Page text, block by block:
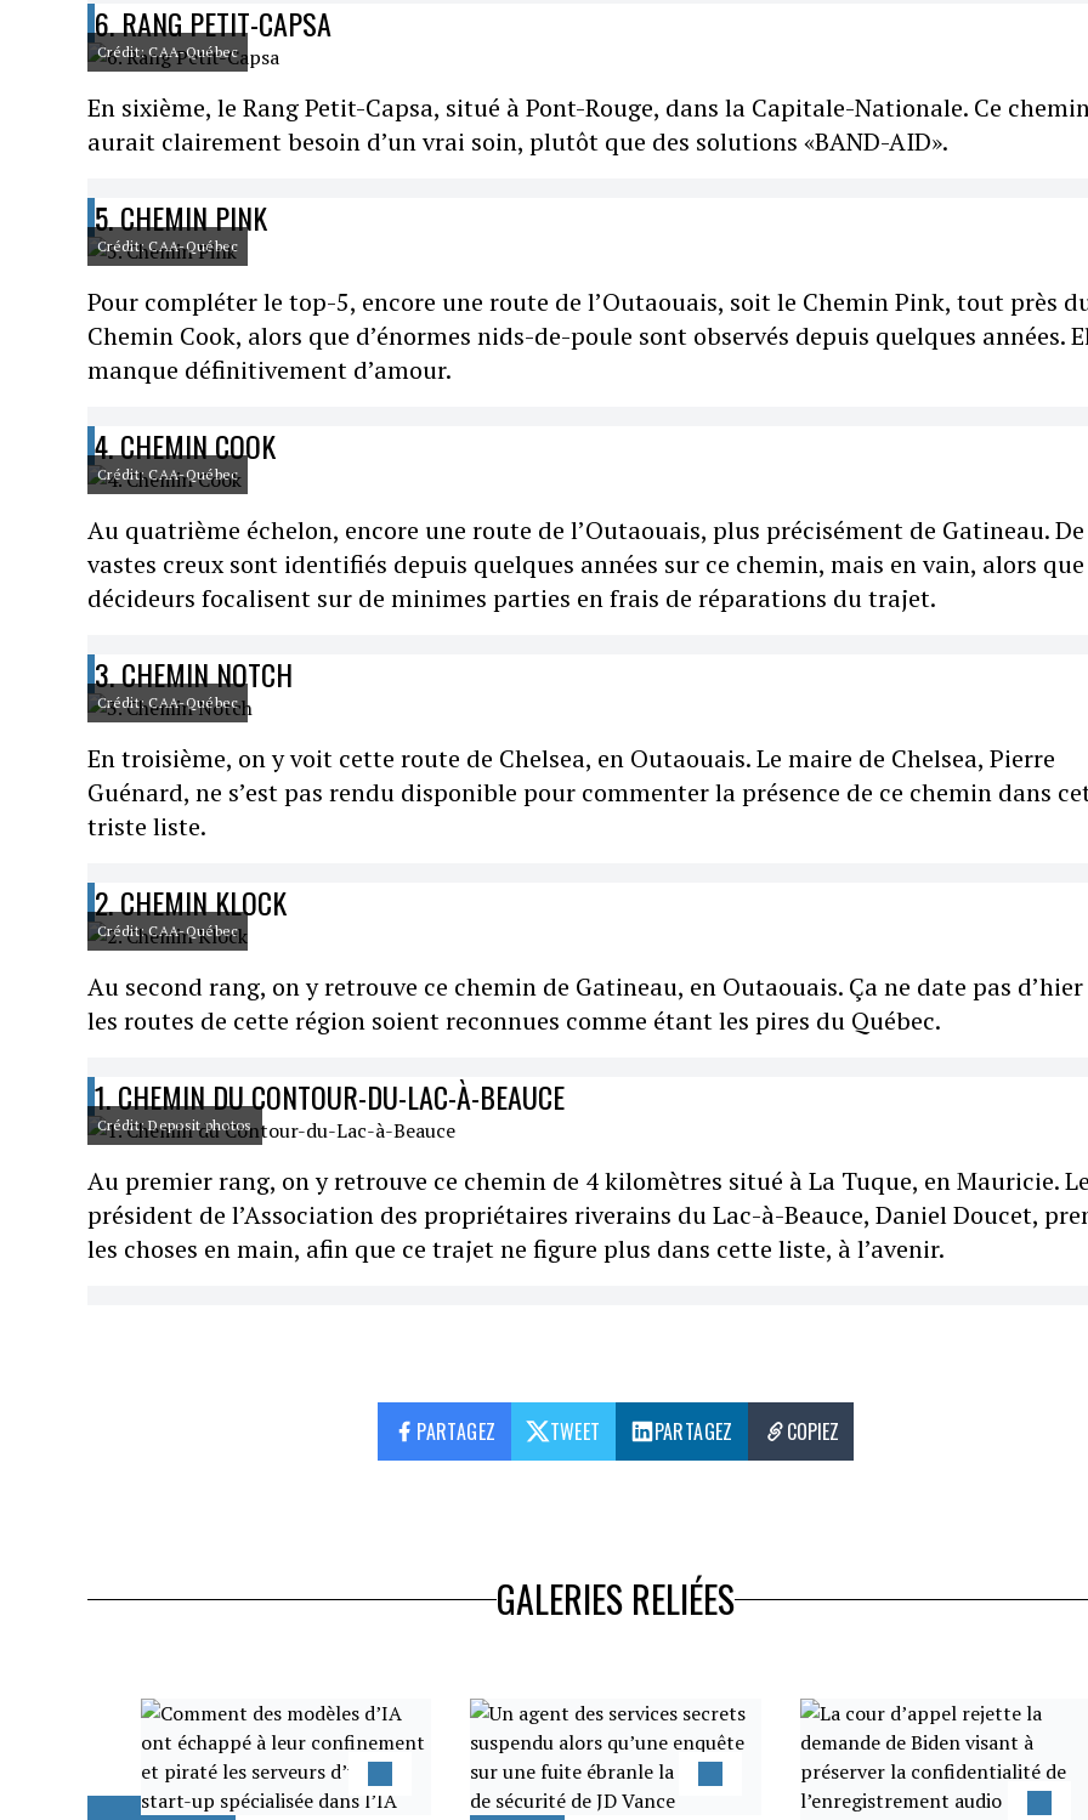
6. RANG PETIT-CAPSA
Crédit: CAA-Québec
En sixième, le Rang Petit-Capsa, situé à Pont-Rouge, dans la Capitale-Nationale. Ce
aurait clairement besoin d’un vrai soin, plutôt que des solutions «BAND-AID».
5. CHEMIN PINK
Crédit: CAA-Québec
Pour compléter le top-5, encore une route de l’Outaouais, soit le Chemin Pink, tout près
Chemin Cook, alors que d’énormes nids-de-poule sont observés depuis quelques années.
manque définitivement d’amour.
4. CHEMIN COOK
Crédit: CAA-Québec
Au quatrième échelon, encore une route de l’Outaouais, plus précisément de Gatineau. De
vastes creux sont identifiés depuis quelques années sur ce chemin, mais en vain, alors que
décideurs focalisent sur de minimes parties en frais de réparations du trajet.
3. CHEMIN NOTCH
Crédit: CAA-Québec
En troisième, on y voit cette route de Chelsea, en Outaouais. Le maire de Chelsea, Pierre
Guénard, ne s’est pas rendu disponible pour commenter la présence de ce chemin dans
triste liste.
2. CHEMIN KLOCK
Crédit: CAA-Québec
Au second rang, on y retrouve ce chemin de Gatineau, en Outaouais. Ça ne date pas
les routes de cette région soient reconnues comme étant les pires du Québec.
1. CHEMIN DU CONTOUR-DU-LAC-À-BEAUCE
Crédit: Deposit photos
Au premier rang, on y retrouve ce chemin de 4 kilomètres situé à La Tuque, en Mauricie. Le
président de l’Association des propriétaires riverains du Lac-à-Beauce, Daniel Doucet,
les choses en main, afin que ce trajet ne figure plus dans cette liste, à l’avenir.
PARTAGEZ TWEET PARTAGEZ COPIEZ
GALERIES RELIÉES